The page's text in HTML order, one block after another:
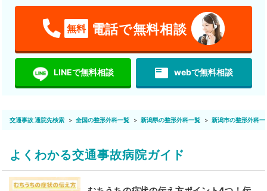
無料 電話で無料相談
LINEで無料相談 featured_play_list webで無料相談
交通事故 通院先検索 全国の整形外科一覧 新潟県の整形外科一覧 新潟市の整形外科一
よくわかる交通事故病院ガイド